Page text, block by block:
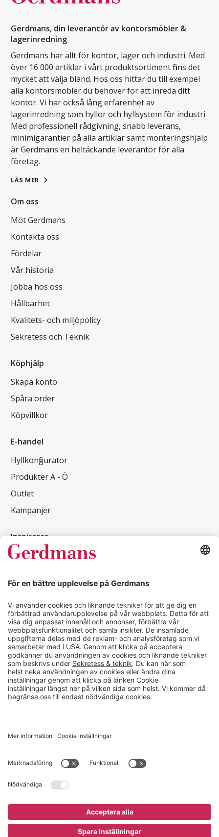
Gerdmans, din leverantör av kontorsmöbler &
lagerinredning
Gerdmans har allt för kontor, lager och industri. Med
över 16 000 artiklar i vårt produktsortiment finns det
mycket att välja bland. Hos oss hittar du till exempel
alla kontorsmöbler du behöver för att inreda ditt
kontor. Vi har också lång erfarenhet av
lagerinredning som hyllor och hyllsystem för industri.
Med professionell rådgivning, snabb leverans,
minimigarantier på alla artiklar samt monteringshjälp
är Gerdmans en heltäckande leverantör för alla
företag.
LÄS MER
Om oss
Möt Gerdmans
Kontakta oss
Fördelar
Vår historia
Jobba hos oss
Hållbarhet
Kvalitets- och miljöpolicy
Sekretess och Teknik
Köphjälp
Skapa konto
Spåra order
Köpvillkor
E-handel
Hyllkonfigurator
Produkter A - Ö
Outlet
Kampanjer
Inspireras
Kundcase
Läsvärt
Kontakt
info@gerdmans.se
0433-740 80
Kundservice öppettider
Vardagar 07.30-17.00
© 2026 Gerdmans Inredningar AB Alla priser är exklusive moms.
Cookie inställningar